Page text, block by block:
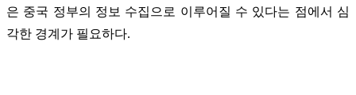
은 중국 정부의 정보 수집으로 이루어질 수 있다는 점에서 심
각한 경계가 필요하다.